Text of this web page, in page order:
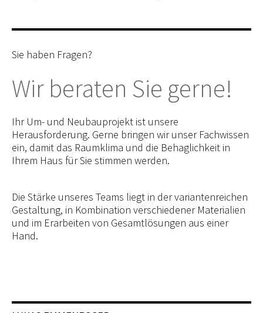
Sie haben Fragen?
Wir beraten Sie gerne!
Ihr Um- und Neubauprojekt ist unsere
Herausforderung. Gerne bringen wir unser Fachwissen
ein, damit das Raumklima und die Behaglichkeit in
Ihrem Haus für Sie stimmen werden.
Die Stärke unseres Teams liegt in der variantenreichen
Gestaltung, in Kombination verschiedener Materialien
und im Erarbeiten von Gesamtlösungen aus einer
Hand.